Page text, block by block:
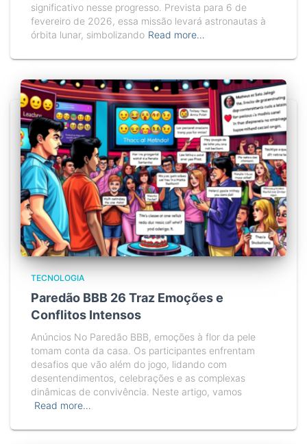
significativo nesse progresso. Prevista para 6 de
fevereiro de 2026, essa missão levará astronautas à
órbita lunar, simbolizando Read more…
TECNOLOGIA
Paredão BBB 26 Traz Emoções e
Conflitos Intensos
Anúncios No Paredão BBB, emoções à flor da pele
tomam conta da casa. Os participantes enfrentam
desafios que vão além do jogo, lidando com
desentendimentos, celebrações e as complexas
dinâmicas de convivência. Neste artigo, vamos
Read more…